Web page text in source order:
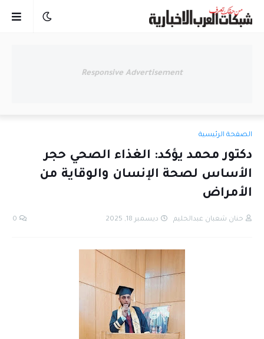
Responsive Advertisement
الصفحة الرئيسية
دكتور محمد يؤكد: الغذاء الصحي حجر
الأساس لصحة الإنسان والوقاية من
الأمراض
حنان شعبان عبدالحليم ديسمبر 18, 2025 0